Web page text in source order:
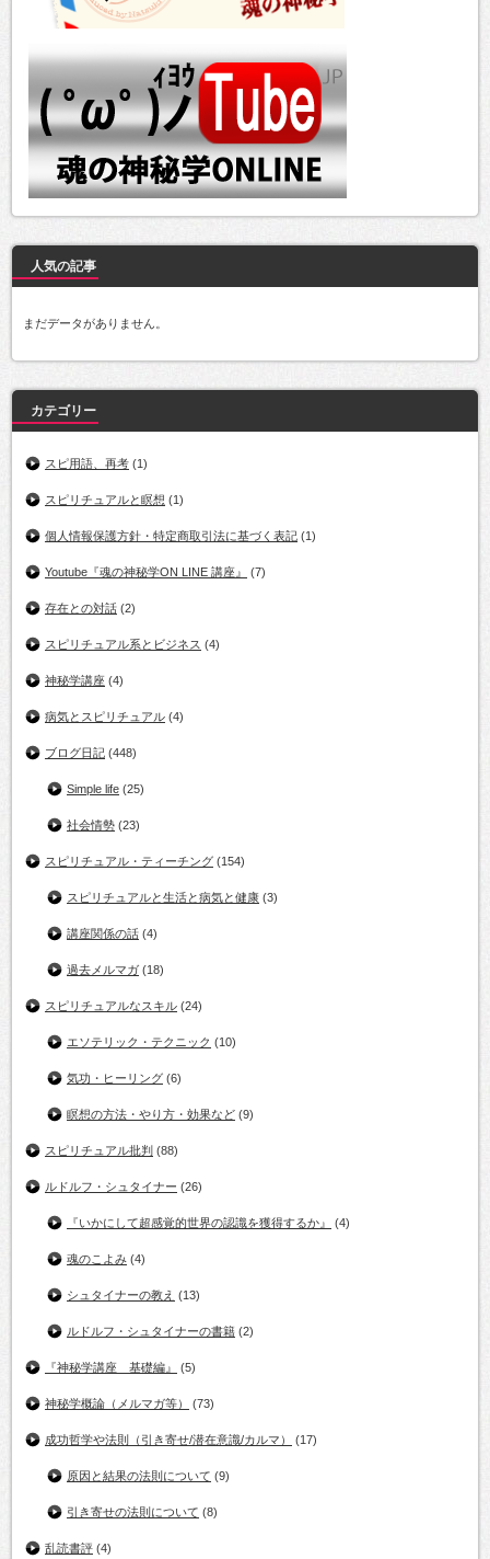
人気の記事
まだデータがありません。
カテゴリー
スピ用語、再考 (1)
スピリチュアルと瞑想 (1)
個人情報保護方針・特定商取引法に基づく表記 (1)
Youtube『魂の神秘学ON LINE 講座』 (7)
存在との対話 (2)
スピリチュアル系とビジネス (4)
神秘学講座 (4)
病気とスピリチュアル (4)
ブログ日記 (448)
Simple life (25)
社会情勢 (23)
スピリチュアル・ティーチング (154)
スピリチュアルと生活と病気と健康 (3)
講座関係の話 (4)
過去メルマガ (18)
スピリチュアルなスキル (24)
エソテリック・テクニック (10)
気功・ヒーリング (6)
瞑想の方法・やり方・効果など (9)
スピリチュアル批判 (88)
ルドルフ・シュタイナー (26)
『いかにして超感覚的世界の認識を獲得するか』 (4)
魂のこよみ (4)
シュタイナーの教え (13)
ルドルフ・シュタイナーの書籍 (2)
『神秘学講座 基礎編』 (5)
神秘学概論（メルマガ等） (73)
成功哲学や法則（引き寄せ/潜在意識/カルマ） (17)
原因と結果の法則について (9)
引き寄せの法則について (8)
乱読書評 (4)